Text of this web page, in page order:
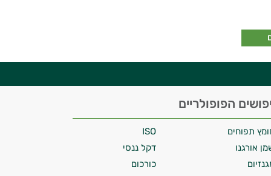
הפופולריים
תפוחים
ISO
אורגנו
דקל ננסי
כורכום